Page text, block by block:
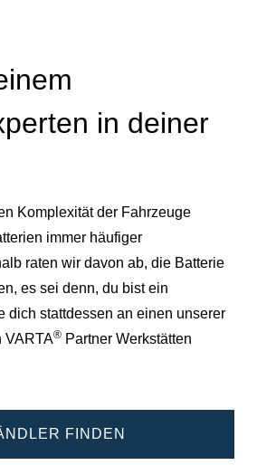
in deiner
Komplexität der Fahrzeuge
immer häufiger
raten wir davon ab, die Batterie
es sei denn, du bist ein
dich stattdessen an einen unserer
VARTA® Partner Werkstätten
FINDEN